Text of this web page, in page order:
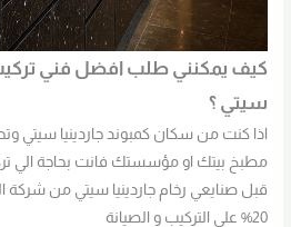
كيف يمكنني طلب افضل فني تركيب
سيتي ؟
اذا كنت من سكان كمبوند جاردينيا سيتي
مطبخ بيتك او مؤسستك فانت بحاجة الي
قبل صنايعي رخام جاردينيا سيتي من
20% علي التركيب و الصيانة